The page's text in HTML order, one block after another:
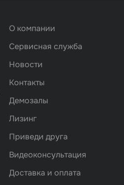
О компании
Сервисная служба
Новости
Контакты
Демозалы
Лизинг
Приведи друга
Видеоконсультация
Доставка и оплата